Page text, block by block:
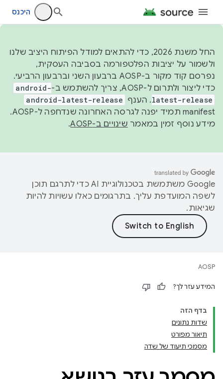
היכנס
החל משנת 2026, כדי להתאים למודל הפיתוח היציב שלנו
ולשמור על יציבות הפלטפורמה בסביבה העסקית,
נפרסם קוד מקור ב-AOSP ברבעון השני וברבעון הרביעי.
כדי ליצור ולתרום ל-AOSP, צריך להשתמש ב-
android-
latest-release. הענף android-latest-release
manifest תמיד יפנה לגרסה האחרונה שנדחפה ל-AOSP.
מידע נוסף זמין במאמר שינויים ב-AOSP .
‫Google משתמשת בטכנולוגיית AI כדי לתרגם תוכן
לשפה המועדפת עליך. בתרגומים כאלו עשויות להיות
שגיאות.
AOSP
המידע עזר לך?
בדף הזה
שדות נתונים
תיאור מפורט
מסמכי תיעוד של שדה